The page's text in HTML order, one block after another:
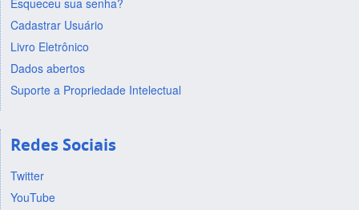
Esqueceu sua senha?
Cadastrar Usuário
Livro Eletrônico
Dados abertos
Suporte a Propriedade Intelectual
Redes Sociais
Twitter
YouTube